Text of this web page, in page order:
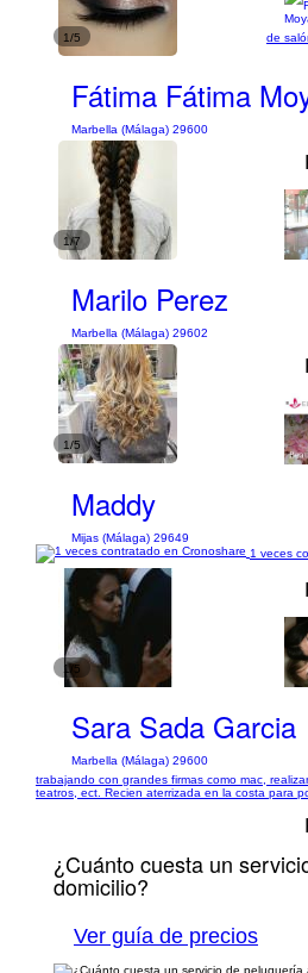
1/5
Fátima Fátima
Marbella (Málaga) 29600
de
1/7
Marilo Perez
Marbella (Málaga) 29602
1/5
Maddy
Mijas (Málaga) 29649
1 veces
1/5
Sara Sada Garcia
Marbella (Málaga) 29600
trabajando con grandes firmas como mac,
teatros, ect. Recien aterrizada en la costa para
¿Cuánto cuesta un
domicilio?
Ver guía de precios